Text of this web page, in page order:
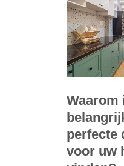
Waarom
perfecte
voor uw